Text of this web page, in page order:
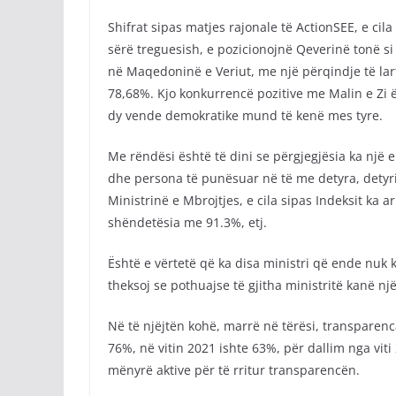
Shifrat sipas matjes rajonale të ActionSEE, e
sërë treguesish, e pozicionojnë Qeverinë tonë
në Maqedoninë e Veriut, me një përqindje të
78,68%. Kjo konkurrencë pozitive me Malin e
dy vende demokratike mund të kenë mes tyre.
Me rëndësi është të dini se përgjegjësia ka një
dhe persona të punësuar në të me detyra,
Ministrinë e Mbrojtjes, e cila sipas Indeksit ka
shëndetësia me 91.3%, etj.
Është e vërtetë që ka disa ministri që ende
theksoj se pothuajse të gjitha ministritë kanë
Në të njëjtën kohë, marrë në tërësi,
76%, në vitin 2021 ishte 63%, për dallim nga
mënyrë aktive për të rritur transparencën.